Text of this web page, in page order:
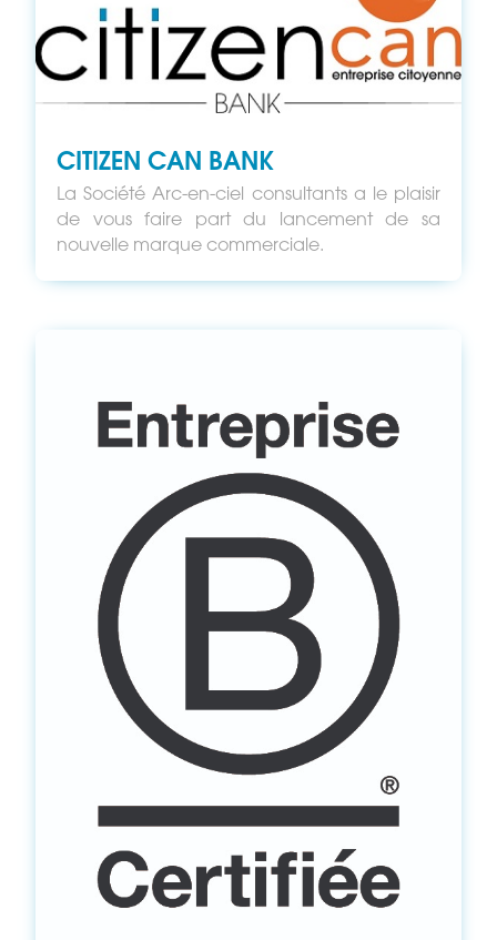
CITIZEN CAN BANK
La Société Arc-en-ciel consultants a le plaisir
de vous faire part du lancement de sa
nouvelle marque commerciale.